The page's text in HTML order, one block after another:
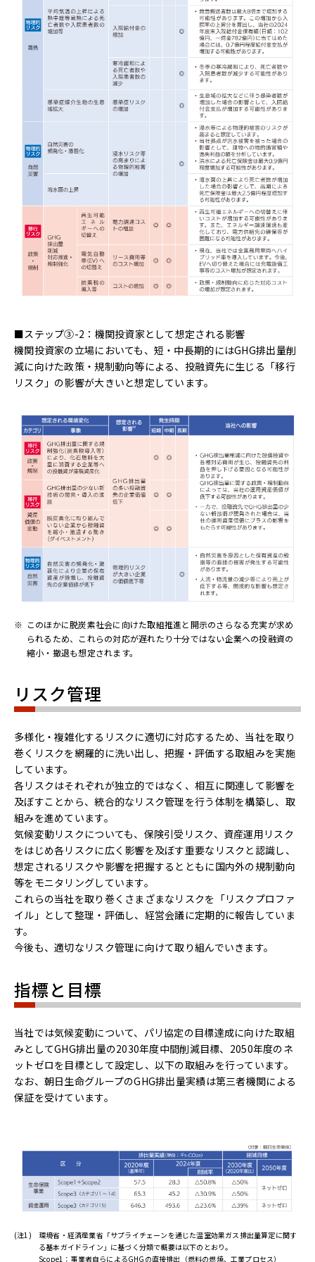
■ステップ③-2：機関投資家として想定される影響
機関投資家の立場においても、短・中長期的にはGHG排出量削
減に向けた政策・規制動向等による、投融資先に生じる「移行
リスク」の影響が大きいと想定しています。
※ このほかに脱炭素社会に向けた取組推進と開示のさらなる充実が求め
られるため、これらの対応が遅れたり十分ではない企業への投融資の
縮小・撤退も想定されます。
リスク管理
多様化・複雑化するリスクに適切に対応するため、当社を取り
巻くリスクを網羅的に洗い出し、把握・評価する取組みを実施
しています。
各リスクはそれぞれが独立的ではなく、相互に関連して影響を
及ぼすことから、統合的なリスク管理を行う体制を構築し、取
組みを進めています。
気候変動リスクについても、保険引受リスク、資産運用リスク
をはじめ各リスクに広く影響を及ぼす重要なリスクと認識し、
想定されるリスクや影響を把握するとともに国内外の規制動向
等をモニタリングしています。
これらの当社を取り巻くさまざまなリスクを「リスクプロファ
イル」として整理・評価し、経営会議に定期的に報告していま
す。
今後も、適切なリスク管理に向けて取り組んでいきます。
指標と目標
当社では気候変動について、パリ協定の目標達成に向けた取組
みとしてGHG排出量の2030年度中間削減目標、2050年度のネ
ットゼロを目標として設定し、以下の取組みを行っています。
なお、朝日生命グループのGHG排出量実績は第三者機関による
保証を受けています。
(注1)
環境省・経済産業省「サプライチェーンを通じた温室効果ガス排出量算定に関す
る基本ガイドライン」に基づく分類で概要は以下のとおり。
Scope1：事業者自らによるGHGの直接排出（燃料の燃焼、工業プロセス）